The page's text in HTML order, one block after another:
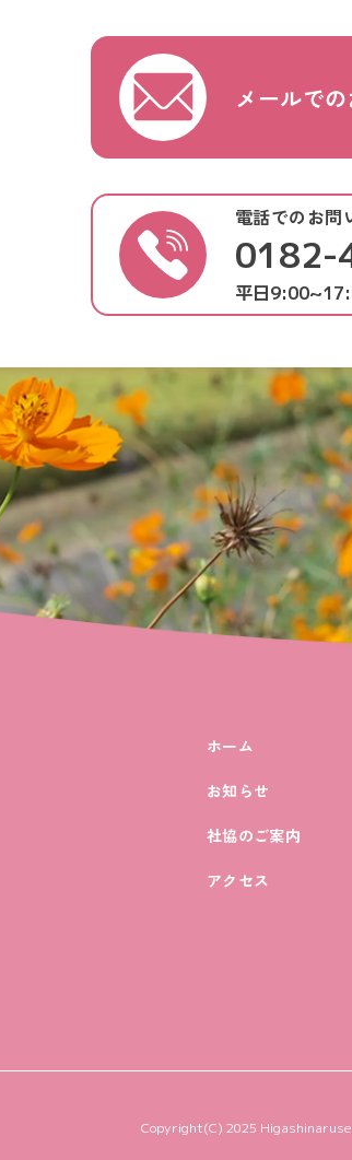
メールでの
電話でのお問
0182-
平日
ホーム
お知らせ
社協のご案内
アクセス
Copyright(C) 2025